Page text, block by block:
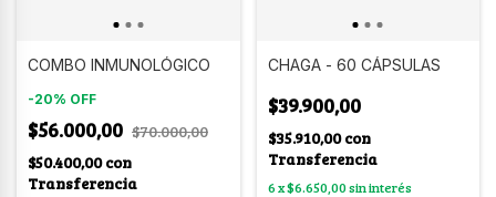
COMBO INMUNOLÓGICO
-20% OFF
$56.000,00 $70.000,00
$50.400,00con
Transferencia
CHAGA - 60 CÁPSULAS
$39.900,00
$35.910,00con
Transferencia
6x$6.650,00sin interés